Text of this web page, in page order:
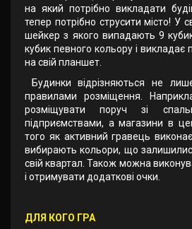
на який потрібно викладати
тепер потрібно струсити місто! У
шейкер з якого випадають 9
кубик певного кольору і викладає
на свій планшет.
Будинки відрізняються не
правилами розміщення.
розміщувати поруч зі
підприємствами, а магазини в
того як активний гравець виконає
вибирають кольори, що
свій квартал. Також можна
і отримувати додаткові очки.
ДЛЯ КОГО ГРА